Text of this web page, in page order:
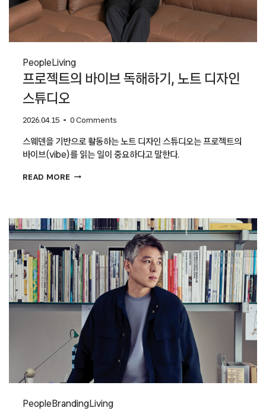
PeopleLiving
프로젝트의 바이브 독해하기, 노트 디자인
스튜디오
2026.04.15 0 Comments
스웨덴을 기반으로 활동하는 노트 디자인 스튜디오는 프로젝트의
바이브(vibe)를 읽는 일이 중요하다고 말한다.
READ MORE 프로젝트의
스튜디오
PeopleBrandingLiving